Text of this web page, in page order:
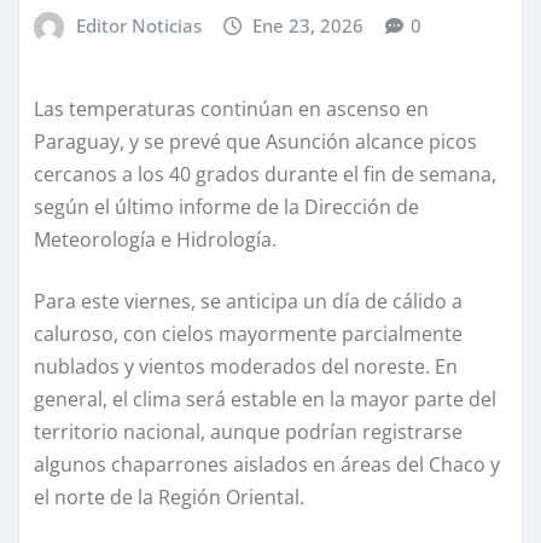
Editor Noticias Ene 23, 2026 0
Las temperaturas continúan en ascenso en
Paraguay, y se prevé que Asunción alcance picos
cercanos a los 40 grados durante el fin de semana,
según el último informe de la Dirección de
Meteorología e Hidrología.
Para este viernes, se anticipa un día de cálido a
caluroso, con cielos mayormente parcialmente
nublados y vientos moderados del noreste. En
general, el clima será estable en la mayor parte del
territorio nacional, aunque podrían registrarse
algunos chaparrones aislados en áreas del Chaco y
el norte de la Región Oriental.